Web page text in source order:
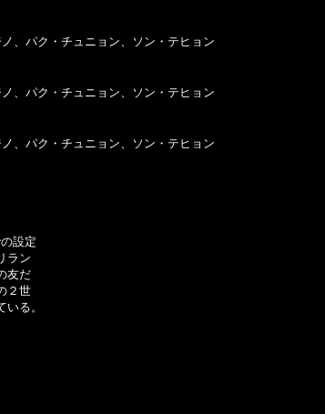
、パク・チュニョン、ソン・テヒョン
、パク・チュニョン、ソン・テヒョン
、パク・チュニョン、ソン・テヒョン
設定
ン
友だ
２世
る。